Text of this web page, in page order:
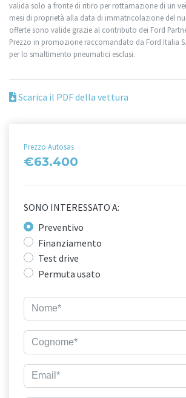
valida solo a fronte di ritiro per rottamazione di un
mesi di proprietà alla data di immatricolazione del
offerte sono valide grazie al contributo dei Ford
Prezzo in promozione raccomandato da Ford Italia
per lo smaltimento pneumatici esclusi.
Scarica il PDF della vettura
Prezzo Autosas
€63.400
SONO INTERESSATO A:
Preventivo
Finanziamento
Test drive
Permuta usato